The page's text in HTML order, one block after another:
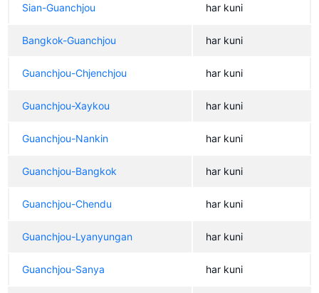
Sian-Guanchjou har kuni
Bangkok-Guanchjou har kuni
Guanchjou-Chjenchjou har kuni
Guanchjou-Xaykou har kuni
Guanchjou-Nankin har kuni
Guanchjou-Bangkok har kuni
Guanchjou-Chendu har kuni
Guanchjou-Lyanyungan har kuni
Guanchjou-Sanya har kuni